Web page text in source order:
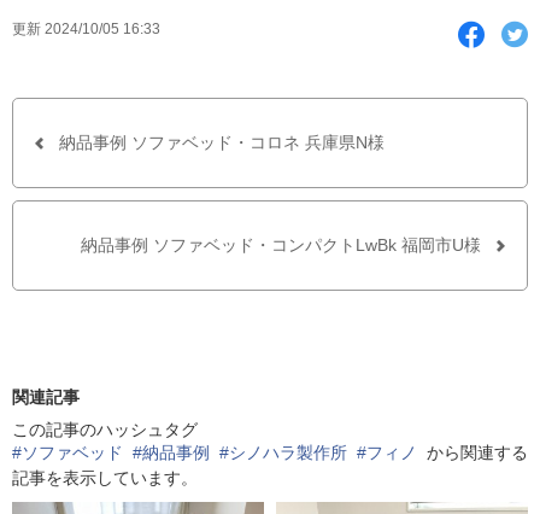
更新 2024/10/05 16:33
F
a
b
シ
ア
す
T
w
t
納品事例 ソファベッド・コロネ 兵庫県N様
納品事例 ソファベッド・コンパクトLwBk 福岡市U様
関連記事
この記事のハッシュタグ
#ソファベッド
#納品事例 #シノハラ製作所 #フィノ
から関連する
記事を表示しています。